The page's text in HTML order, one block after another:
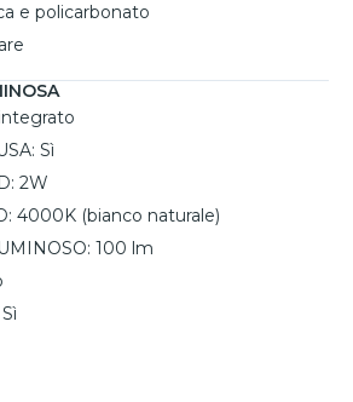
e policarbonato
Sì
2W
4000K (bianco naturale)
100 lm
Sì